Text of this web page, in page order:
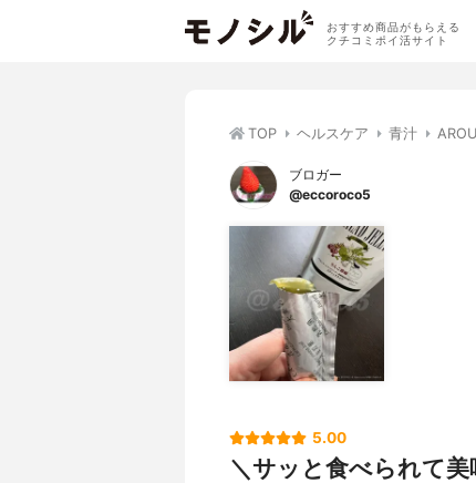
おすすめ商品がもらえる
クチコミポイ活サイト
TOP ヘルスケア 青汁
ブロガー
@eccoroco5
5.00
＼サッと食べられて